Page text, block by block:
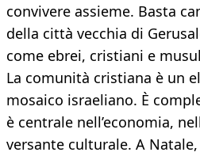
convivere assieme. Basta
della città vecchia di
come ebrei, cristiani e
La comunità cristiana è un
mosaico israeliano. È
è centrale nell’economia,
versante culturale. A